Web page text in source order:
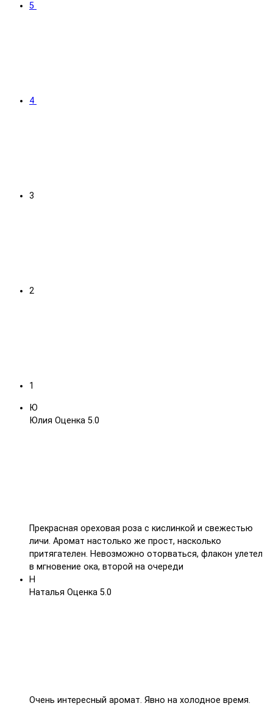
5
4
3
2
1
Ю
Юлия Оценка 5.0
Прекрасная ореховая роза с кислинкой и свежестью
личи. Аромат настолько же прост, насколько
притягателен. Невозможно оторваться, флакон улетел
в мгновение ока, второй на очереди
Н
Наталья Оценка 5.0
Очень интересный аромат. Явно на холодное время.